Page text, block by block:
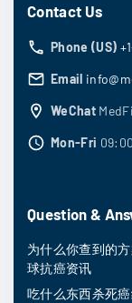
Contact Us
Phone (US)
Email
WeChat
Mon-Fri
Question &
为什么你查到的
球抗癌资讯
吃什么东西杀死